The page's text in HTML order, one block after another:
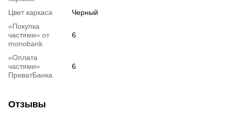
Цвет каркаса
Черный
«Покупка
частями» от
monobank
6
«Оплата
частями»
ПриватБанка
6
Отзывы